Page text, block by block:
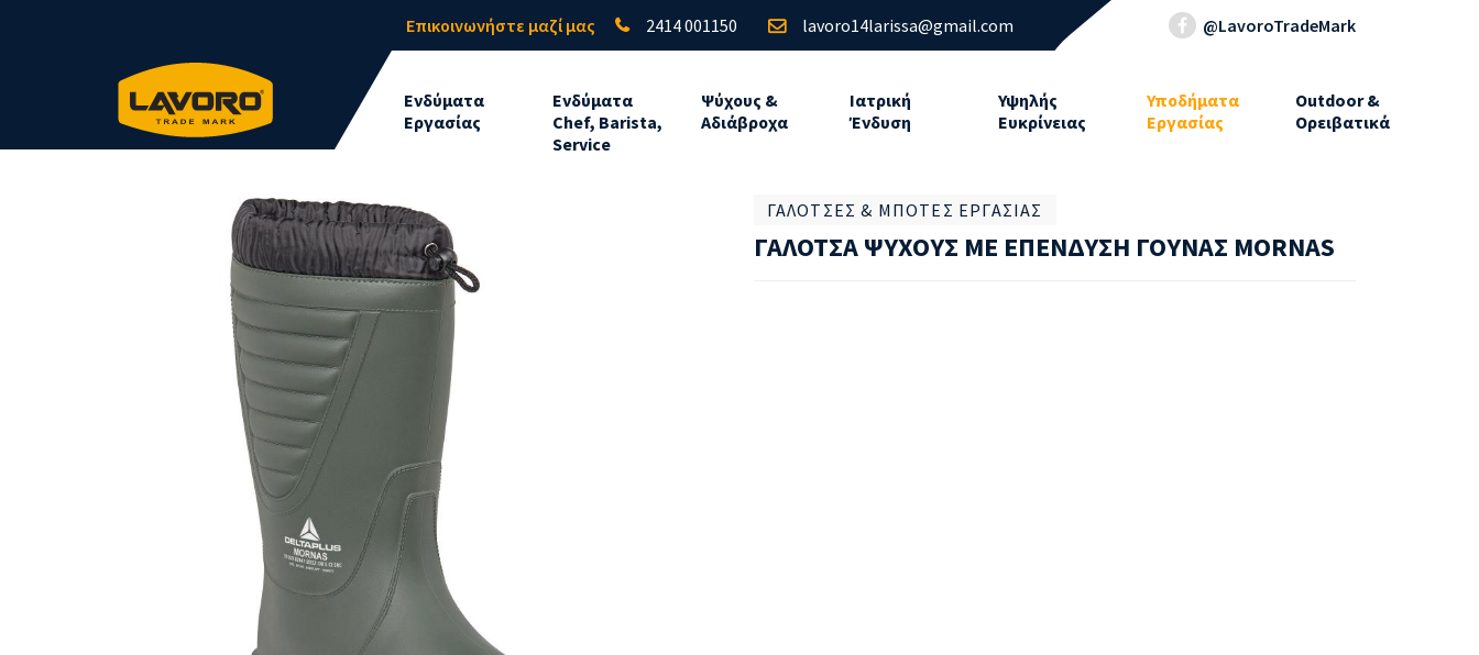
Επικοινωνήστε μαζί μας 2414 001150 lavoro14larissa@gmail.com @LavoroTradeMark
Ενδύματα
Εργασίας
Ενδύματα
Chef, Barista,
Service
Ψύχους &
Αδιάβροχα
Ιατρική
Ένδυση
Υψηλής
Ευκρίνειας
Υποδήματα
Εργασίας
Outdoor &
Ορειβατικά
ΓΑΛΌΤΣΕΣ & ΜΠΌΤΕΣ ΕΡΓΑΣΊΑΣ
ΓΑΛΟΤΣΑ ΨΥΧΟΥΣ ΜΕ ΕΠΕΝΔΥΣΗ ΓΟΥΝΑΣ MORNAS